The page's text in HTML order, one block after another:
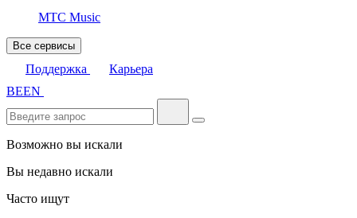
МТС Music
Все сервисы
Поддержка
Карьера
BEEN
Возможно вы искали
Вы недавно искали
Часто ищут